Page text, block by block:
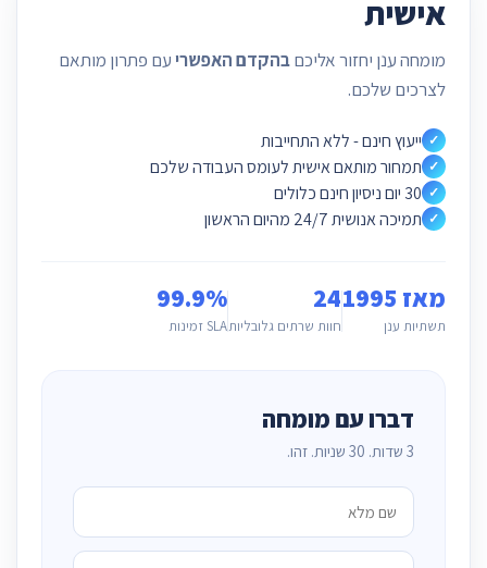
אישית
מומחה ענן יחזור אליכםבהקדם האפשרי עם פתרון מותאם
לצרכים שלכם.
✓ ייעוץ חינם - ללא התחייבות
✓ תמחור מותאם אישית לעומס העבודה שלכם
✓ 30 יום ניסיון חינם כלולים
✓ תמיכה אנושית 24/7 מהיום הראשון
מאז 1995
תשתיות ענן
24
חוות שרתים גלובליות
99.9%
SLA זמינות
דברו עם מומחה
3 שדות. 30 שניות. זהו.